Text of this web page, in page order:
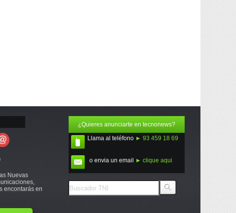
Nuevas
encontarás en
¿Quieres anunciarte en tecnonews?
Llama al teléfono ► 93 459 18 69
o envia un email ► clique aqui